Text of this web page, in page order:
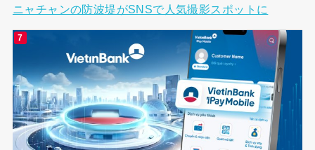
ニャチャンの防波堤がSNSで人気撮影スポットに